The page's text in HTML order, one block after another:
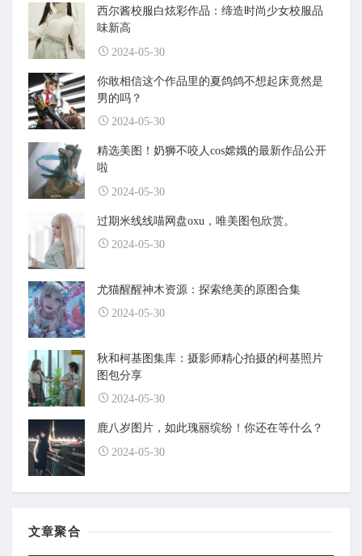
西尔酱校服白炫彩作品：缔造时尚少女校服品
味新高
2024-05-30
你敢相信这个作品里的夏鸽鸽不想起床竟然是
男的吗？
2024-05-30
精选美图！奶狮不咬人cos嫦娥的最新作品公开
啦
2024-05-30
过期米线线喵网盘oxu，唯美图包欣赏。
2024-05-30
尤猫醒醒神木资源：探索绝美的原图合集
2024-05-30
秋和柯基图集库：摄影师精心拍摄的柯基照片
图包分享
2024-05-30
鹿八岁图片，如此瑰丽缤纷！你还在等什么？
2024-05-30
文章聚合